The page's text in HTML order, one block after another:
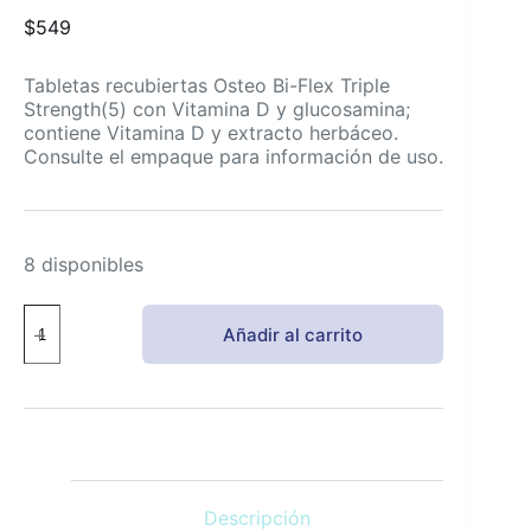
$549
Tabletas recubiertas Osteo Bi-Flex Triple
Strength(5) con Vitamina D y glucosamina;
contiene Vitamina D y extracto herbáceo.
Consulte el empaque para información de uso.
8 disponibles
Bi-
Flex
Strength
Añadir al carrito
Descripción